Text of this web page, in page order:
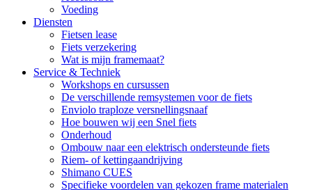
Voeding
Diensten
Fietsen lease
Fiets verzekering
Wat is mijn framemaat?
Service & Techniek
Workshops en cursussen
De verschillende remsystemen voor de fiets
Enviolo traploze versnellingsnaaf
Hoe bouwen wij een Snel fiets
Onderhoud
Ombouw naar een elektrisch ondersteunde fiets
Riem- of kettingaandrijving
Shimano CUES
Specifieke voordelen van gekozen frame materialen